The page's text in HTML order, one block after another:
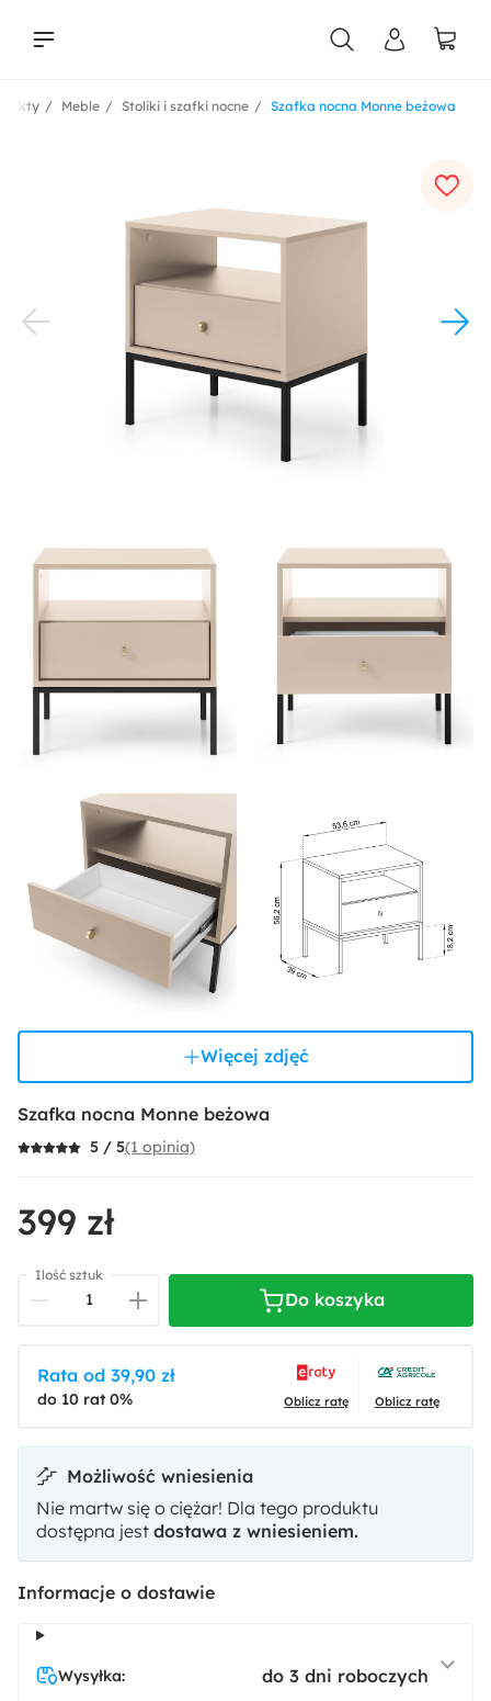
Szafka nocna Monne beżowa
Stoliki i szafki nocne
Meble
Więcej zdjęć
Szafka nocna Monne beżowa
5 / 5(1 opinia)
399 zł
Ilość sztuk
Do koszyka
Rata od 39,90 zł
do 10 rat 0% Oblicz ratę Oblicz ratę
Możliwość wniesienia
Nie martw się o ciężar! Dla tego produktu
dostępna jest dostawa z wniesieniem.
Informacje o dostawie
Wysyłka: do 3 dni roboczych